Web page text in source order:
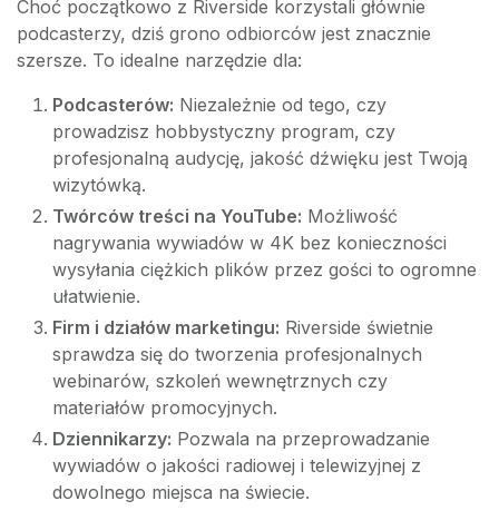
Choć początkowo z Riverside korzystali głównie
podcasterzy, dziś grono odbiorców jest znacznie
szersze. To idealne narzędzie dla:
Podcasterów: Niezależnie od tego, czy
prowadzisz hobbystyczny program, czy
profesjonalną audycję, jakość dźwięku jest Twoją
wizytówką.
Twórców treści na YouTube: Możliwość
nagrywania wywiadów w 4K bez konieczności
wysyłania ciężkich plików przez gości to ogromne
ułatwienie.
Firm i działów marketingu: Riverside świetnie
sprawdza się do tworzenia profesjonalnych
webinarów, szkoleń wewnętrznych czy
materiałów promocyjnych.
Dziennikarzy: Pozwala na przeprowadzanie
wywiadów o jakości radiowej i telewizyjnej z
dowolnego miejsca na świecie.